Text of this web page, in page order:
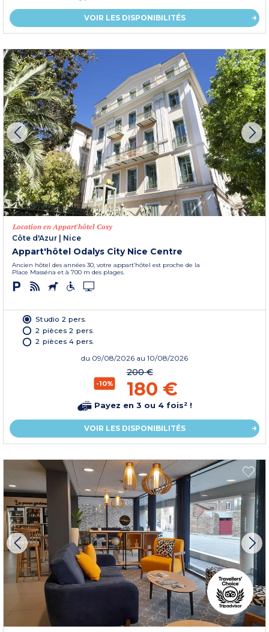
VOIR LES DISPONIBILITÉS
Location en Appart'hôtel Cosy
Côte d'Azur
Nice
Appart'hôtel Odalys City Nice Centre
Ancien hôtel des années 30, votre appart’hôtel est proche de la
Place Masséna et à 700 m des plages.
Studio 2 pers.
2 pièces 2 pers.
2 pièces 4 pers.
du 09/08/2026 au 10/08/2026
-10%
200 €
180 €
Payez en 3 ou 4 fois² !
VOIR LES DISPONIBILITÉS